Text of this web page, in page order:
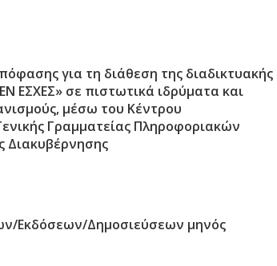
για τη διάθεση της διαδικτυακής
ΕΣΧΕΣ» σε πιστωτικά ιδρύματα και
μέσω του Κέντρου
Γραμματείας Πληροφοριακών
Διακυβέρνησης
Εκδόσεων/Δημοσιεύσεων μηνός